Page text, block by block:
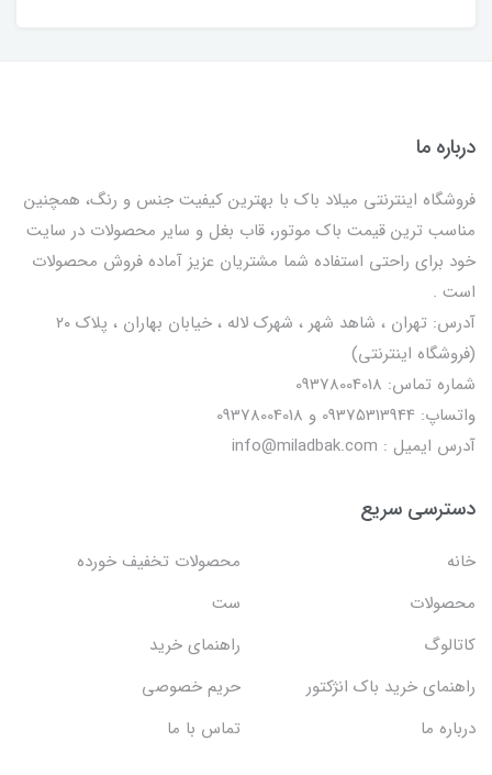
درباره ما
فروشگاه اینترنتی میلاد باک با بهترین کیفیت جنس و رنگ، همچنین
مناسب ترین قیمت باک موتور، قاب بغل و سایر محصولات در سایت
خود برای راحتی استفاده شما مشتریان عزیز آماده فروش محصولات
است .
آدرس: تهران ، شاهد شهر ، شهرک لاله ، خیابان بهاران ، پلاک ۲۰
(فروشگاه اینترنتی)
شماره تماس: 09378004018
واتساپ: 09375313944 و 09378004018
آدرس ایمیل : info@miladbak.com
دسترسی سریع
خانه
محصولات تخفیف خورده
محصولات
ست
کاتالوگ
راهنمای خرید
راهنمای خرید باک انژکتور
حریم خصوصی
درباره ما
تماس با ما